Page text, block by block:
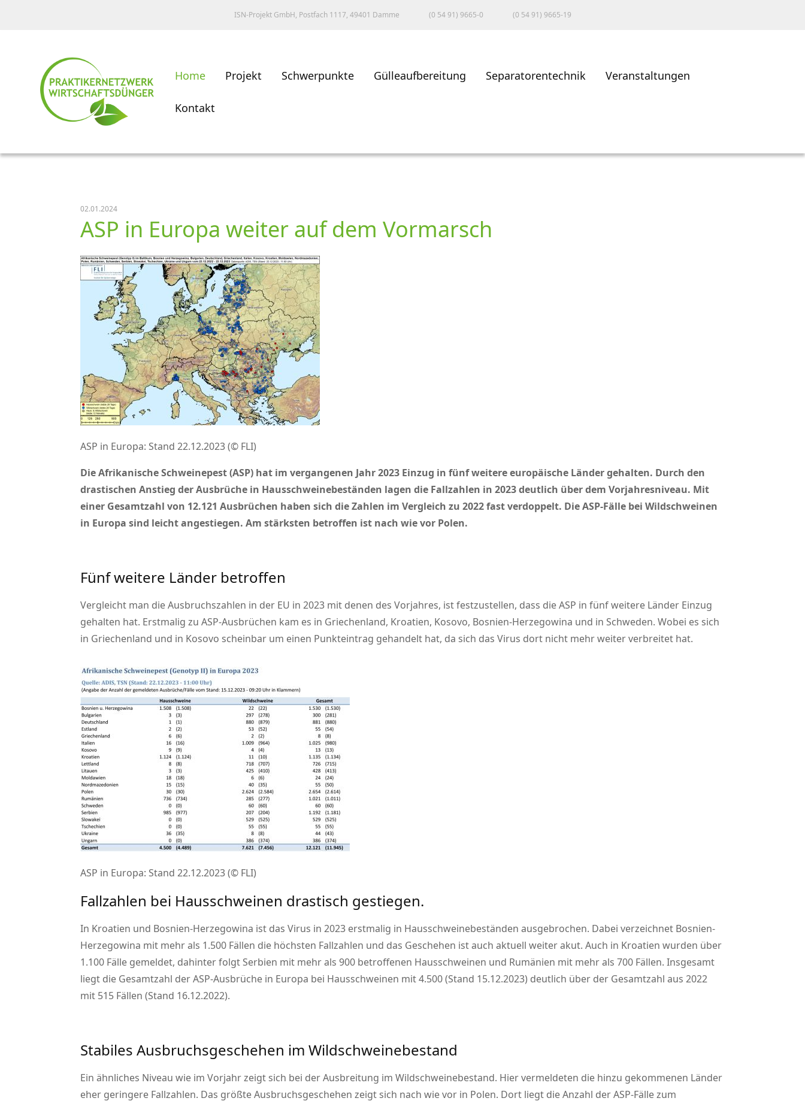
ISN-Projekt GmbH, Postfach 1117, 49401 Damme (0 54 91) 9665-0 (0 54 91) 9665-19
Home Projekt Schwerpunkte Gülleaufbereitung Separatorentechnik Veranstaltungen
Kontakt
02.01.2024
ASP in Europa weiter auf dem Vormarsch
ASP in Europa: Stand 22.12.2023 (© FLI)
Die Afrikanische Schweinepest (ASP) hat im vergangenen Jahr 2023 Einzug in fünf weitere europäische Länder gehalten. Durch den
drastischen Anstieg der Ausbrüche in Hausschweinebeständen lagen die Fallzahlen in 2023 deutlich über dem Vorjahresniveau. Mit
einer Gesamtzahl von 12.121 Ausbrüchen haben sich die Zahlen im Vergleich zu 2022 fast verdoppelt. Die ASP-Fälle bei Wildschweinen
in Europa sind leicht angestiegen. Am stärksten betroffen ist nach wie vor Polen.
Fünf weitere Länder betroffen
Vergleicht man die Ausbruchszahlen in der EU in 2023 mit denen des Vorjahres, ist festzustellen, dass die ASP in fünf weitere Länder Einzug
gehalten hat. Erstmalig zu ASP-Ausbrüchen kam es in Griechenland, Kroatien, Kosovo, Bosnien-Herzegowina und in Schweden. Wobei es sich
in Griechenland und in Kosovo scheinbar um einen Punkteintrag gehandelt hat, da sich das Virus dort nicht mehr weiter verbreitet hat.
ASP in Europa: Stand 22.12.2023 (© FLI)
Fallzahlen bei Hausschweinen drastisch gestiegen.
In Kroatien und Bosnien-Herzegowina ist das Virus in 2023 erstmalig in Hausschweinebeständen ausgebrochen. Dabei verzeichnet Bosnien-
Herzegowina mit mehr als 1.500 Fällen die höchsten Fallzahlen und das Geschehen ist auch aktuell weiter akut. Auch in Kroatien wurden über
1.100 Fälle gemeldet, dahinter folgt Serbien mit mehr als 900 betroffenen Hausschweinen und Rumänien mit mehr als 700 Fällen. Insgesamt
liegt die Gesamtzahl der ASP-Ausbrüche in Europa bei Hausschweinen mit 4.500 (Stand 15.12.2023) deutlich über der Gesamtzahl aus 2022
mit 515 Fällen (Stand 16.12.2022).
Stabiles Ausbruchsgeschehen im Wildschweinebestand
Ein ähnliches Niveau wie im Vorjahr zeigt sich bei der Ausbreitung im Wildschweinebestand. Hier vermeldeten die hinzu gekommenen Länder
eher geringere Fallzahlen. Das größte Ausbruchsgeschehen zeigt sich nach wie vor in Polen. Dort liegt die Anzahl der ASP-Fälle zum